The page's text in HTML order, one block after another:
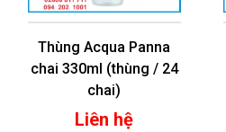
Thùng Acqua Panna
chai 330ml (thùng / 24
chai)
Liên hệ